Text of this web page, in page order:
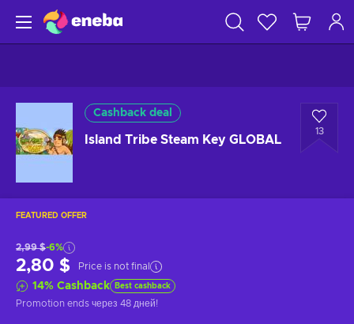
Cashback deal
Island Tribe Steam Key GLOBAL
13
FEATURED OFFER
2,99 $-6%
2,80 $ Price is not final
14% Cashback Best cashback
Promotion ends через 48 дней!